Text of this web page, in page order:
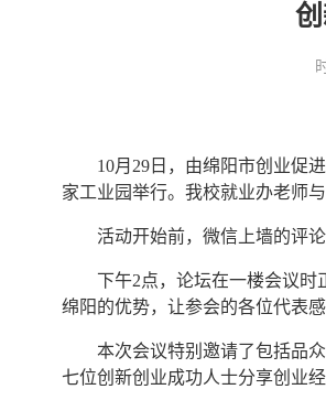
10月29日，由绵阳市创业促进
家工业园举行。我校就业办老师
活动开始前，微信上墙的评论
下午2点，论坛在一楼会议时正
绵阳的优势，让参会的各位代表
本次会议特别邀请了包括品众
七位创新创业成功人士分享创业